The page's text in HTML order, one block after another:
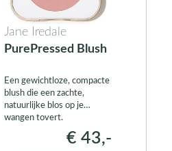
Jane Iredale
PurePressed Blush
Een gewichtloze, compacte
blush die een zachte,
natuurlijke blos op je
wangen tovert.
€ 43,-